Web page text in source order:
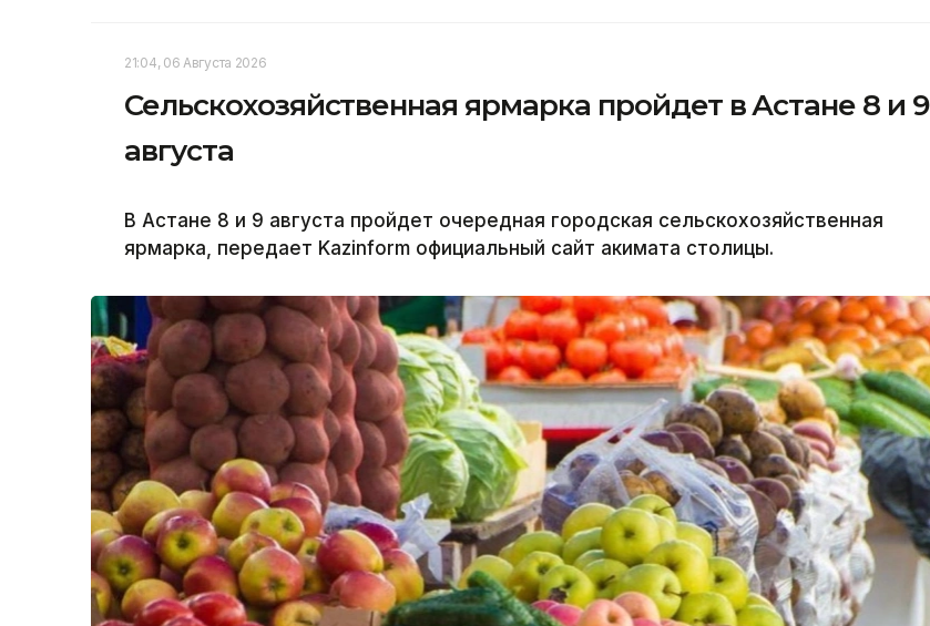
21:04, 06 Августа 2026
Сельскохозяйственная ярмарка пройдет в Астане 8 и 9
августа
В Астане 8 и 9 августа пройдет очередная городская сельскохозяйственная
ярмарка, передает Kazinform официальный сайт акимата столицы.